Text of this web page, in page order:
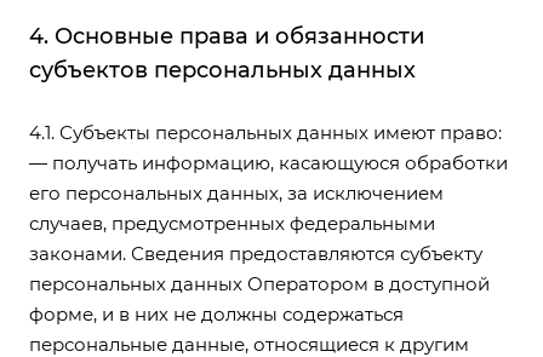
4. Основные права и обязанности
субъектов персональных данных
4.1. Субъекты персональных данных имеют право:
— получать информацию, касающуюся обработки
его персональных данных, за исключением
случаев, предусмотренных федеральными
законами. Сведения предоставляются субъекту
персональных данных Оператором в доступной
форме, и в них не должны содержаться
персональные данные, относящиеся к другим